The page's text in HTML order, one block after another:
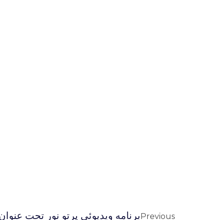
Previousبرنامه ويديوئى پرتو نور تحت